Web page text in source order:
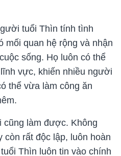
tuổi Thìn tính tình
mối quan hệ rộng và nhận
sống. Họ luôn có thể
vực, khiến nhiều người
thể vừa làm công ăn
cũng làm được. Không
còn rất độc lập, luôn hoàn
Thìn luôn tin vào chính